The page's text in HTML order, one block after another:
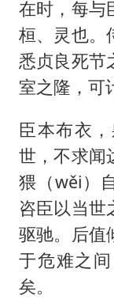
在时，每与
桓、灵也。
悉贞良死节
室之隆，可
臣本布衣
世，不求闻
猥（wěi）
咨臣以当世
驱驰。后值
于危难之
矣。